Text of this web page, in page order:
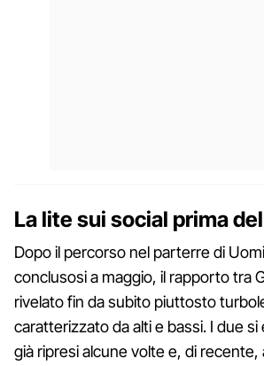
La lite sui social prima
Dopo il percorso nel parterre di
conclusosi a maggio, il rapporto tra
rivelato fin da subito piuttosto
caratterizzato da alti e bassi. I due si
già ripresi alcune volte e, di recente,